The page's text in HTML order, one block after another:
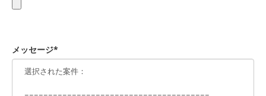
メッセージ*